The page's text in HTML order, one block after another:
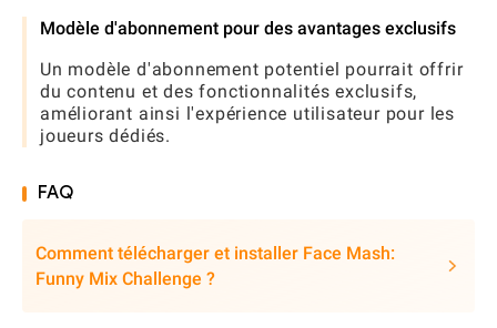
Modèle d'abonnement pour des avantages exclusifs
Un modèle d'abonnement potentiel pourrait offrir
du contenu et des fonctionnalités exclusifs,
améliorant ainsi l'expérience utilisateur pour les
joueurs dédiés.
FAQ
Comment télécharger et installer Face Mash:
Funny Mix Challenge ?